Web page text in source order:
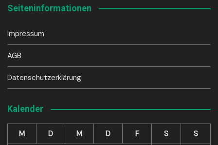
Seiteninformationen
Impressum
AGB
Datenschutzerklärung
Kalender
M D M D F S S